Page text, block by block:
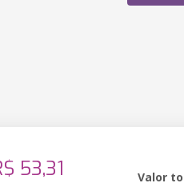
53,31 Valor